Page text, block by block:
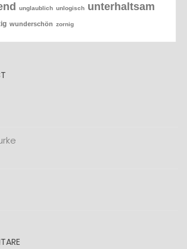
unglaublich unlogisch unterhaltsam
wunderschön zornig